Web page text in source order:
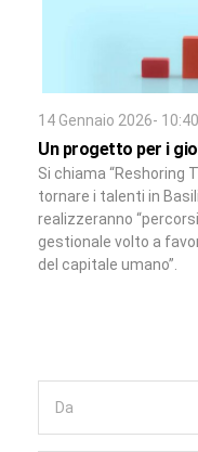
14 Gennaio 2026- 10:40
Un progetto per i
Si chiama “Reshoring
tornare i talenti in
realizzeranno
gestionale volto a
del capitale umano”.